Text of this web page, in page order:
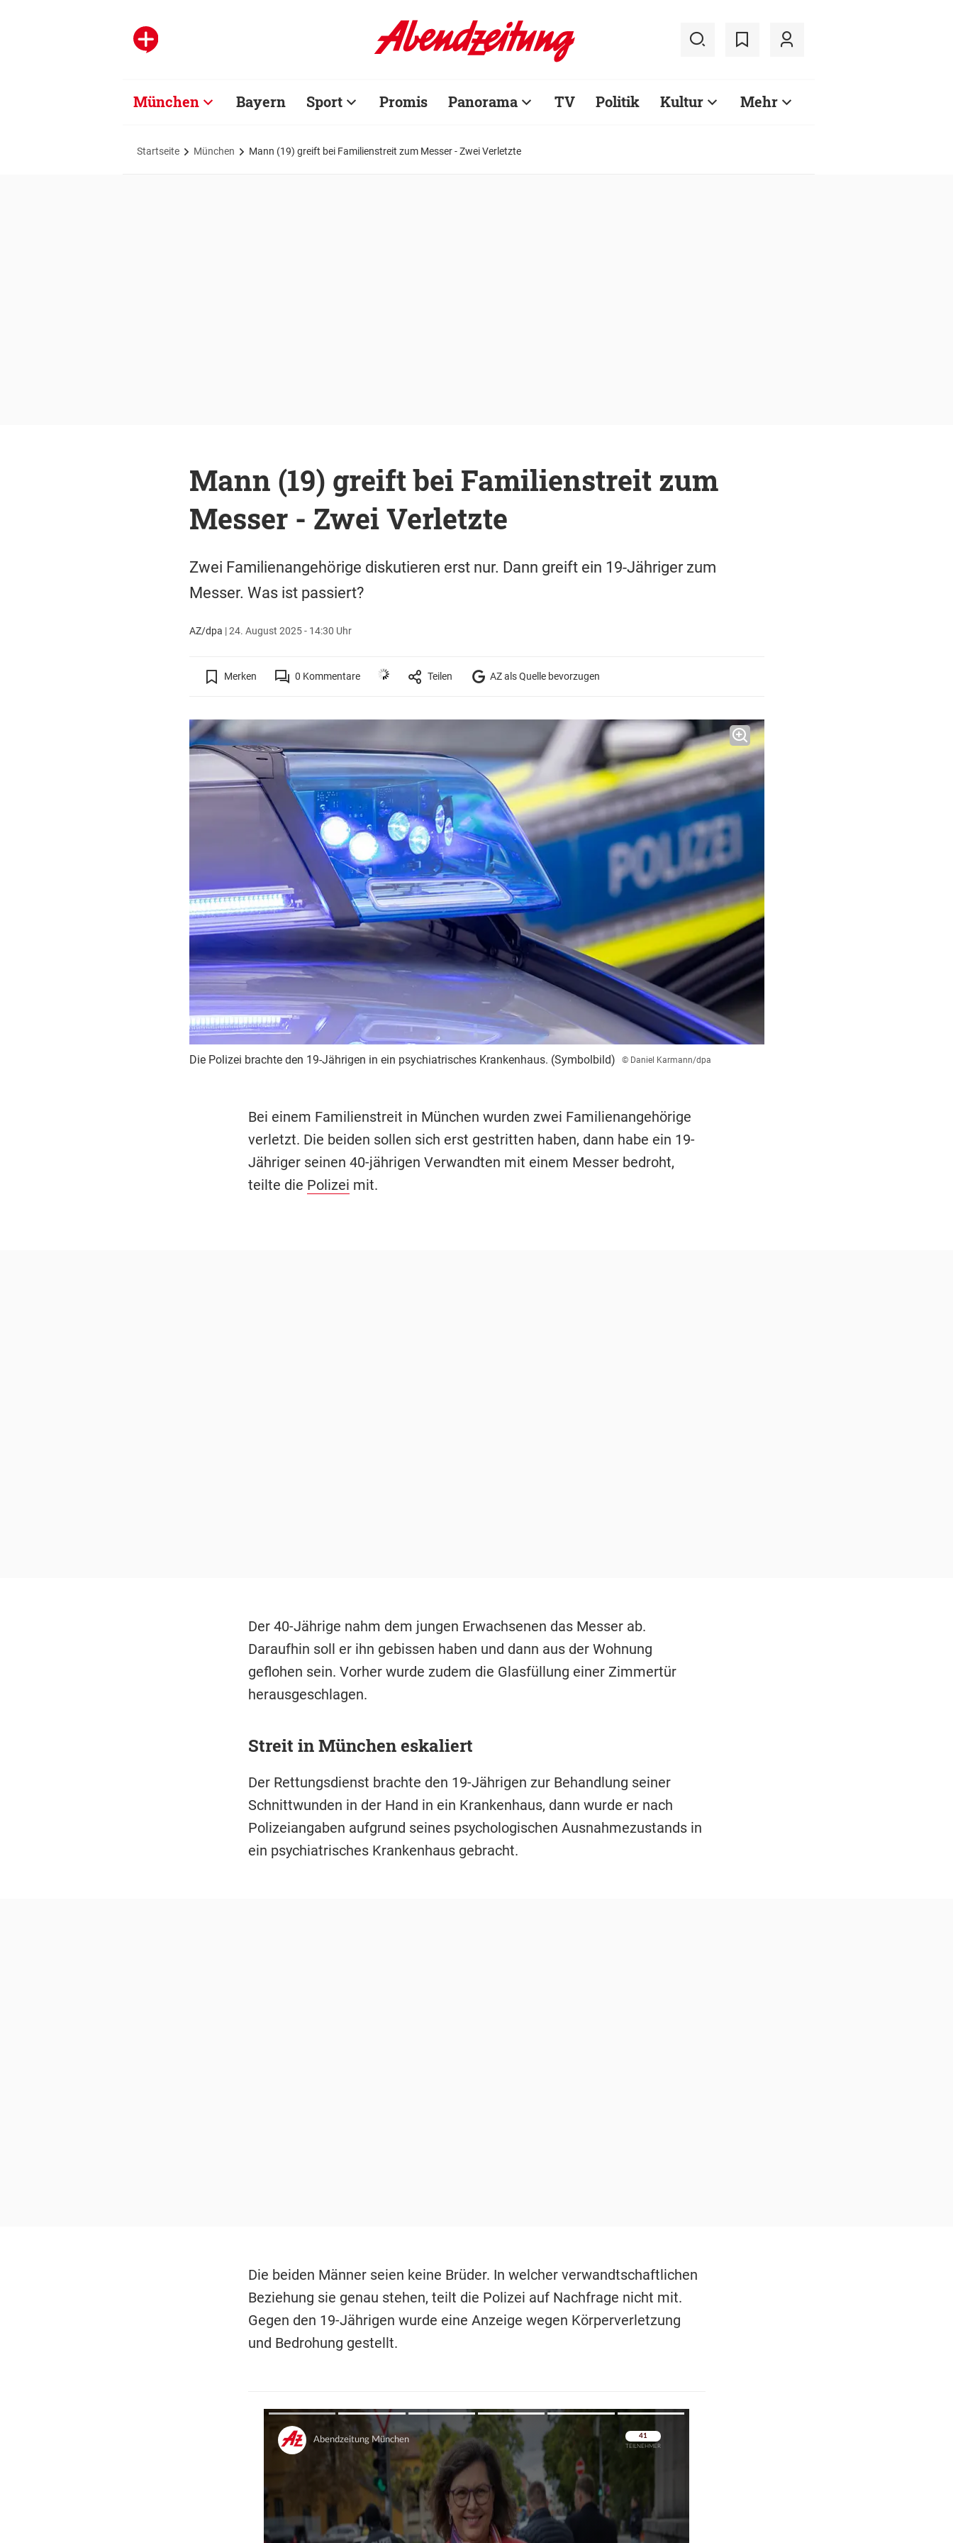
München Bayern Sport Promis Panorama TV Politik Kultur Mehr
Startseite München Mann (19) greift bei Familienstreit zum Messer - Zwei Verletzte
Mann (19) greift bei Familienstreit zum
Messer - Zwei Verletzte
Zwei Familienangehörige diskutieren erst nur. Dann greift ein 19-Jähriger zum
Messer. Was ist passiert?
AZ/dpa |24. August 2025 - 14:30 Uhr
Merken 0 Kommentare Teilen AZ als Quelle bevorzugen
Die Polizei brachte den 19-Jährigen in ein psychiatrisches Krankenhaus. (Symbolbild) © Daniel Karmann/dpa
Bei einem Familienstreit in München wurden zwei Familienangehörige
verletzt. Die beiden sollen sich erst gestritten haben, dann habe ein 19-
Jähriger seinen 40-jährigen Verwandten mit einem Messer bedroht,
teilte die Polizei mit.
Der 40-Jährige nahm dem jungen Erwachsenen das Messer ab.
Daraufhin soll er ihn gebissen haben und dann aus der Wohnung
geflohen sein. Vorher wurde zudem die Glasfüllung einer Zimmertür
herausgeschlagen.
Streit in München eskaliert
Der Rettungsdienst brachte den 19-Jährigen zur Behandlung seiner
Schnittwunden in der Hand in ein Krankenhaus, dann wurde er nach
Polizeiangaben aufgrund seines psychologischen Ausnahmezustands in
ein psychiatrisches Krankenhaus gebracht.
Die beiden Männer seien keine Brüder. In welcher verwandtschaftlichen
Beziehung sie genau stehen, teilt die Polizei auf Nachfrage nicht mit.
Gegen den 19-Jährigen wurde eine Anzeige wegen Körperverletzung
und Bedrohung gestellt.
Überspringen